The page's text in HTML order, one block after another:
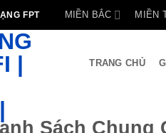
FPT MIỀN BẮC MIỀN
TRANG CHỦ
Sách Chung